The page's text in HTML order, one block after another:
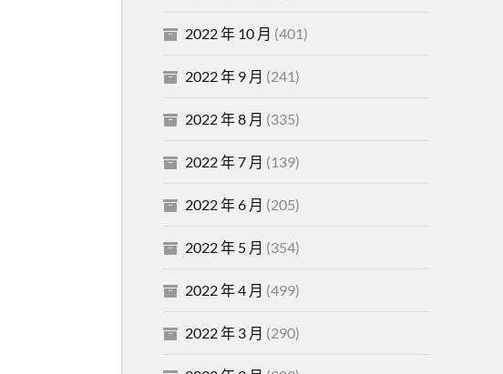
2022 年 10 月 (401)
2022 年 9 月 (241)
2022 年 8 月 (335)
2022 年 7 月 (139)
2022 年 6 月 (205)
2022 年 5 月 (354)
2022 年 4 月 (499)
2022 年 3 月 (290)